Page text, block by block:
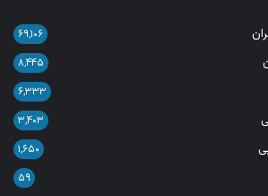
۶۹,۱۰۶
۸,۴۴۵
۶,۳۳۳
۳,۴۰۳
۱,۶۵۰
۵۹